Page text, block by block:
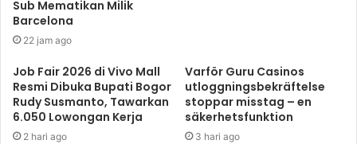
Sub Mematikan Milik
Barcelona
22 jam ago
Job Fair 2026 di Vivo Mall
Resmi Dibuka Bupati Bogor
Rudy Susmanto, Tawarkan
6.050 Lowongan Kerja
2 hari ago
Varför Guru Casinos
utloggningsbekräftelse
stoppar misstag – en
säkerhetsfunktion
3 hari ago